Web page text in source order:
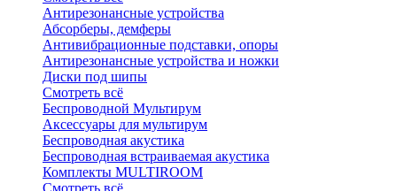
Антирезонансные устройства
Абсорберы, демферы
Антивибрационные подставки, опоры
Антирезонансные устройства и ножки
Диски под шипы
Смотреть всё
Беспроводной Мультирум
Аксессуары для мультирум
Беспроводная акустика
Беспроводная встраиваемая акустика
Комплекты MULTIROOM
Смотреть всё